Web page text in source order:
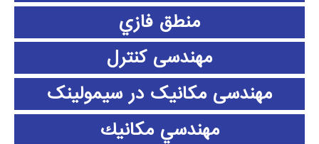
منطق فازي
مهندسی کنترل
مهندسی مکانیک در سیمولینک
مهندسي مكانيك